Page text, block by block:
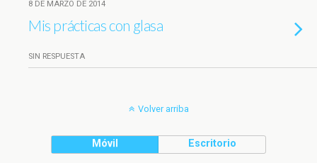
8 DE MARZO DE 2014
Mis prácticas con glasa
SIN RESPUESTA
Volver arriba
Móvil Escritorio